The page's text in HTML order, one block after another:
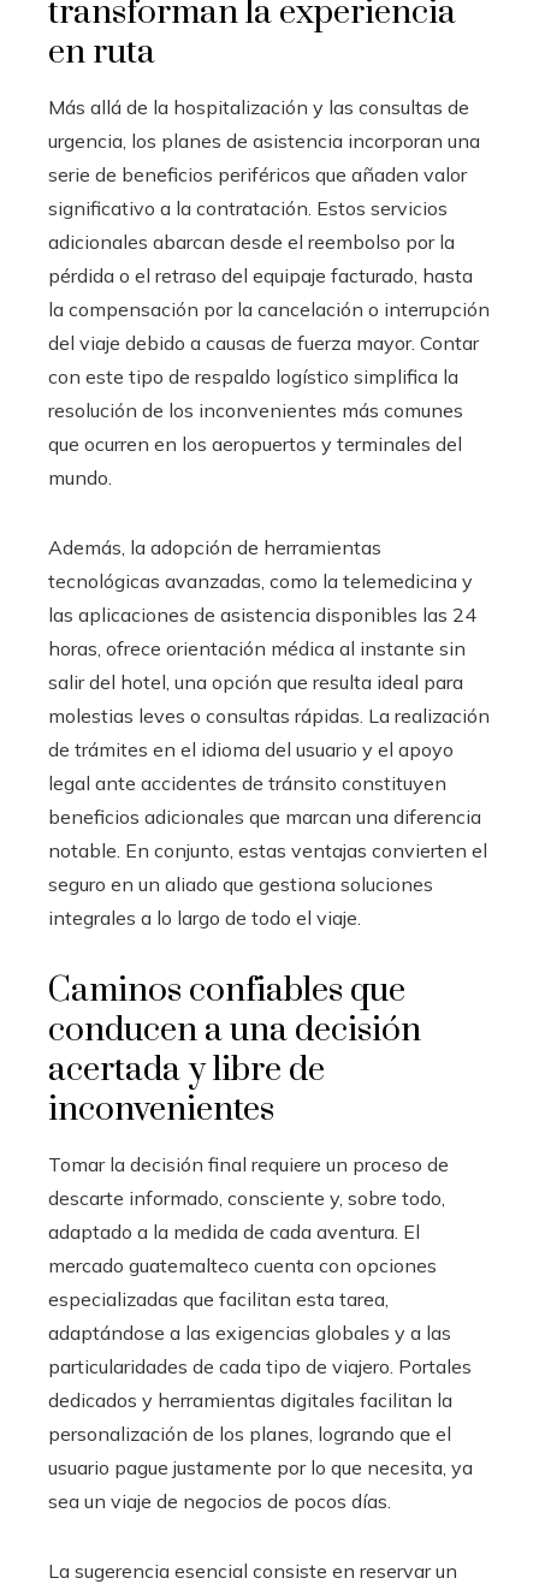
transforman la experiencia
en ruta
Más allá de la hospitalización y las consultas de
urgencia, los planes de asistencia incorporan una
serie de beneficios periféricos que añaden valor
significativo a la contratación. Estos servicios
adicionales abarcan desde el reembolso por la
pérdida o el retraso del equipaje facturado, hasta
la compensación por la cancelación o interrupción
del viaje debido a causas de fuerza mayor. Contar
con este tipo de respaldo logístico simplifica la
resolución de los inconvenientes más comunes
que ocurren en los aeropuertos y terminales del
mundo.
Además, la adopción de herramientas
tecnológicas avanzadas, como la telemedicina y
las aplicaciones de asistencia disponibles las 24
horas, ofrece orientación médica al instante sin
salir del hotel, una opción que resulta ideal para
molestias leves o consultas rápidas. La realización
de trámites en el idioma del usuario y el apoyo
legal ante accidentes de tránsito constituyen
beneficios adicionales que marcan una diferencia
notable. En conjunto, estas ventajas convierten el
seguro en un aliado que gestiona soluciones
integrales a lo largo de todo el viaje.
Caminos confiables que
conducen a una decisión
acertada y libre de
inconvenientes
Tomar la decisión final requiere un proceso de
descarte informado, consciente y, sobre todo,
adaptado a la medida de cada aventura. El
mercado guatemalteco cuenta con opciones
especializadas que facilitan esta tarea,
adaptándose a las exigencias globales y a las
particularidades de cada tipo de viajero. Portales
dedicados y herramientas digitales facilitan la
personalización de los planes, logrando que el
usuario pague justamente por lo que necesita, ya
sea un viaje de negocios de pocos días.
La sugerencia esencial consiste en reservar un